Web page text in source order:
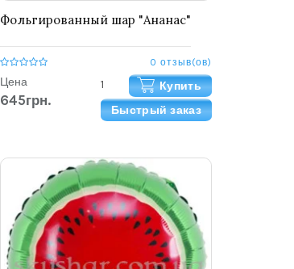
Фольгированный шар "Ананас"
0 отзыв(ов)
Цена
645грн.
Купить
Быстрый заказ